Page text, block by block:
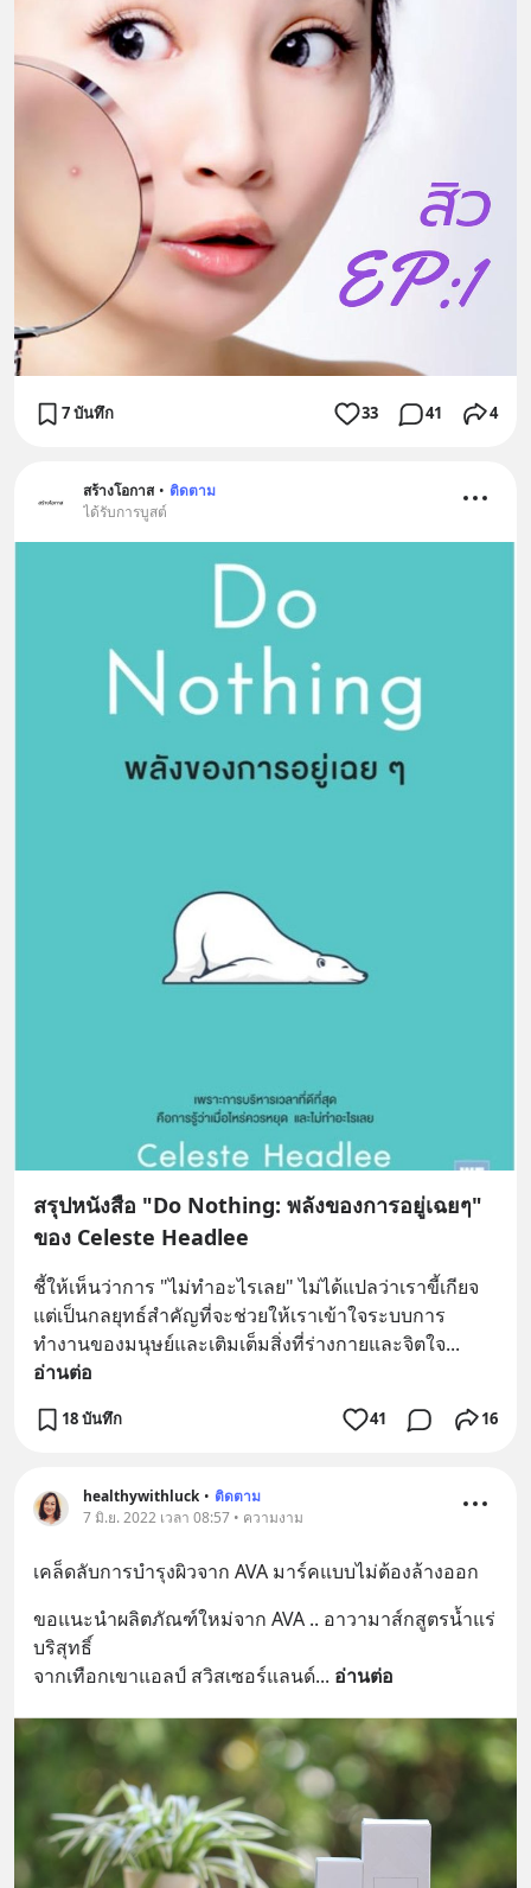
7 บันทึก 33 41 4
สร้างโอกาส • ติดตาม
ได้รับการบูสต์
สรุปหนังสือ "Do Nothing: พลังของการอยู่เฉยๆ"
ของ Celeste Headlee
ชี้ให้เห็นว่าการ "ไม่ทำอะไรเลย" ไม่ได้แปลว่าเราขี้เกียจ
แต่เป็นกลยุทธ์สำคัญที่จะช่วยให้เราเข้าใจระบบการ
ทำงานของมนุษย์และเติมเต็มสิ่งที่ร่างกายและจิตใจ
อ่านต่อ
18 บันทึก 41 16
healthywithluck • ติดตาม
7 มิ.ย. 2022 เวลา 08:57 • ความงาม
เคล็ดลับการบำรุงผิวจาก AVA มาร์คแบบไม่ต้องล้างออก
ขอแนะนำผลิตภัณฑ์ใหม่จาก AVA .. อาวามาส์กสูตรน้ำแร่
บริสุทธิ์
จากเทือกเขาแอลป์ สวิสเซอร์แลนด์... อ่านต่อ